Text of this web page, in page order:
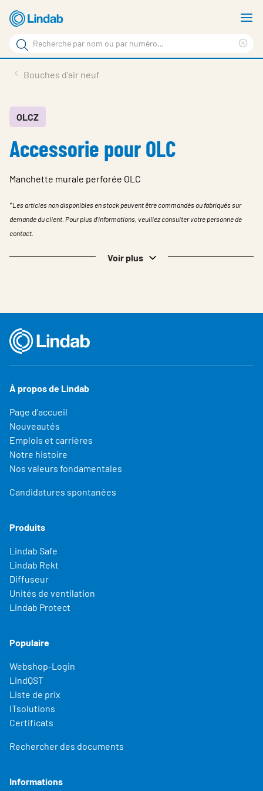
Aller
au
contenu
principal
Rechercher
Rechercher
sur
site
En vedette
À propos de Lindab
Identification
Bouches d'air neuf
OLCZ
Accessorie pour OLC
Manchette murale perforée OLC
*Les articles non disponibles en stock peuvent être commandés ou fabriqués sur
demande du client. Pour plus d'informations, veuillez consulter votre personne de
contact.
Voir plus
À propos de Lindab
Page d'accueil
Nouveautés
Emplois et carrières
Notre histoire
Nos valeurs fondamentales
Candidatures spontanées
Produits
Lindab Safe
Lindab Rekt
Diffuseur
Unités de ventilation
Lindab Protect
Populaire
Webshop-Login
LindQST
Liste de prix
ITsolutions
Certificats
Rechercher des documents
Informations